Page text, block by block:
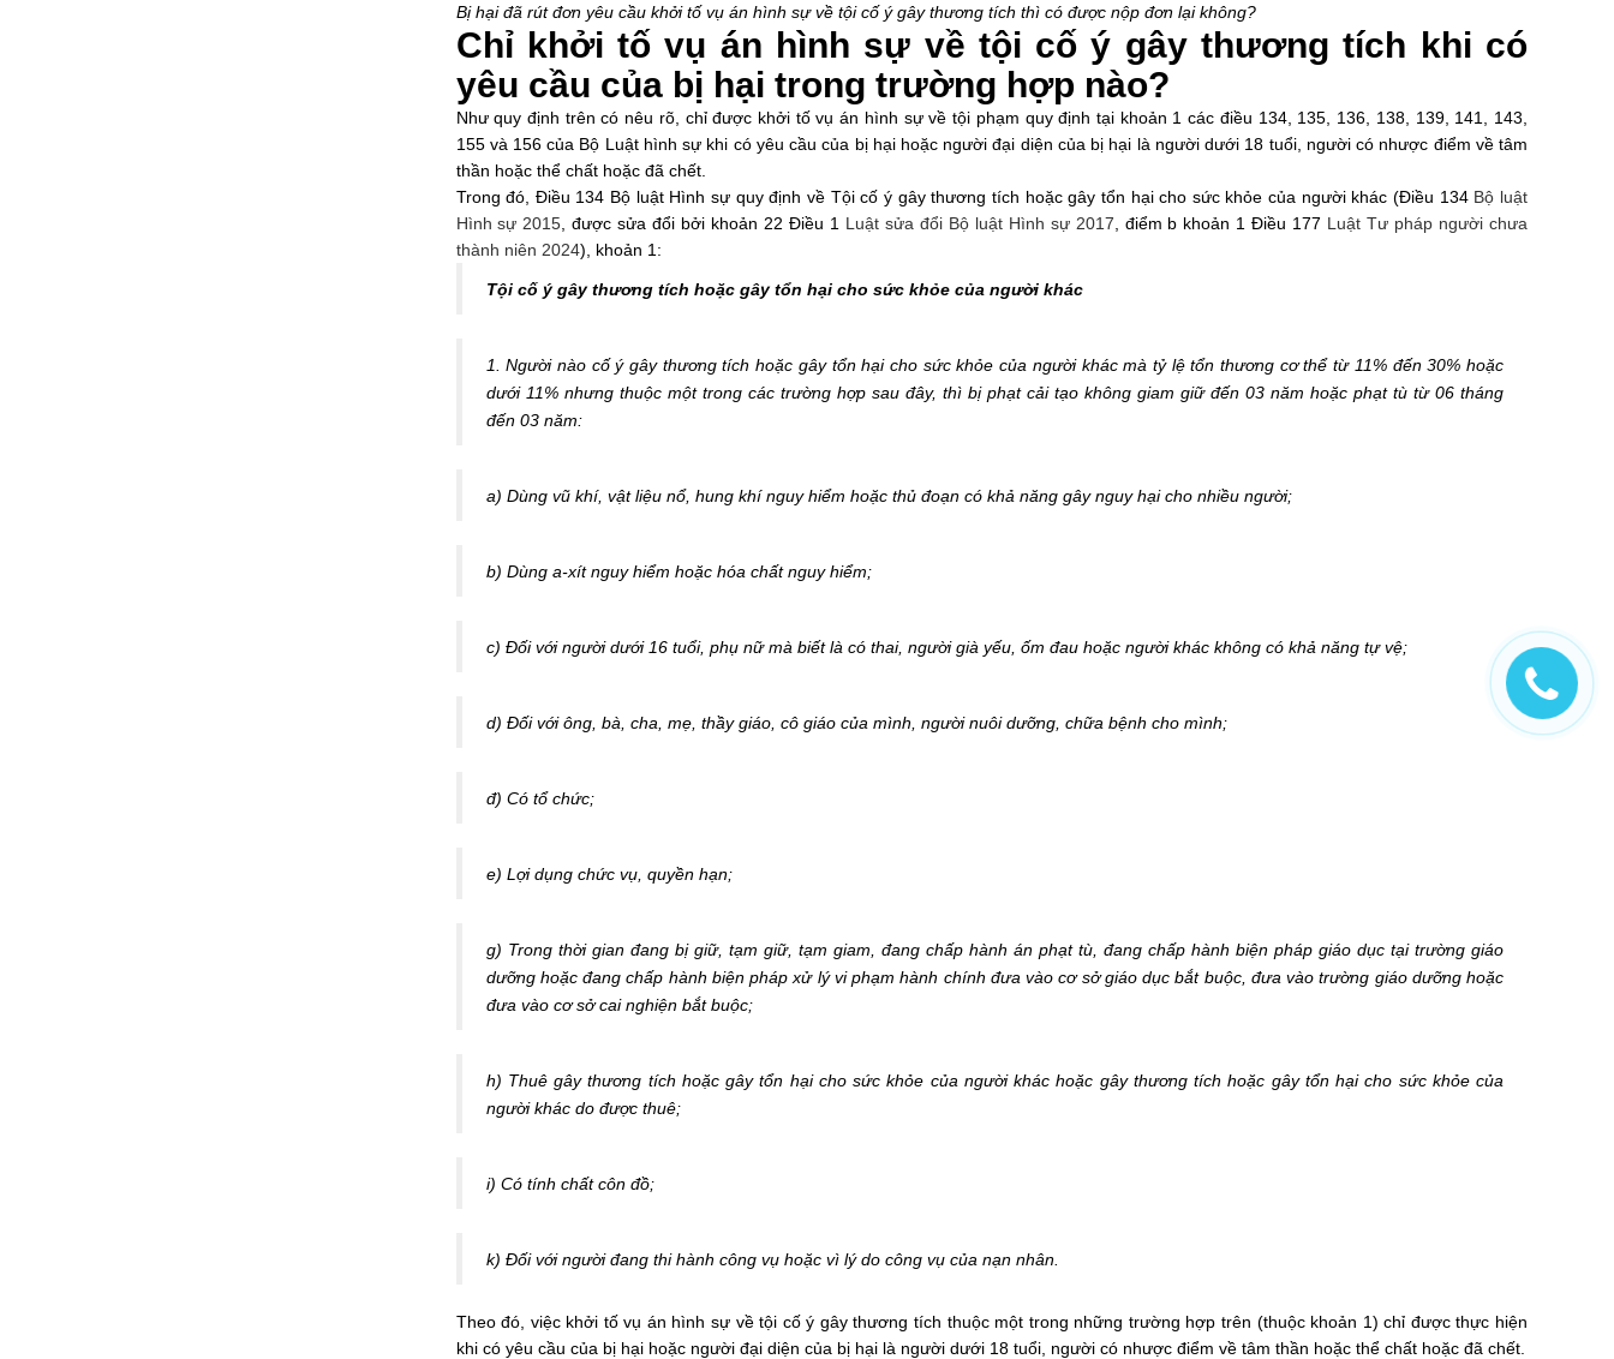
Bị hại đã rút đơn yêu cầu khởi tố vụ án hình sự về tội cố ý gây thương tích thì có được nộp đơn lại không?
Chỉ khởi tố vụ án hình sự về tội cố ý gây thương tích khi có
yêu cầu của bị hại trong trường hợp nào?
Như quy định trên có nêu rõ, chỉ được khởi tố vụ án hình sự về tội phạm quy định tại khoản 1 các điều 134, 135, 136, 138, 139, 141, 143,
155 và 156 của Bộ Luật hình sự khi có yêu cầu của bị hại hoặc người đại diện của bị hại là người dưới 18 tuổi, người có nhược điểm về tâm
thần hoặc thể chất hoặc đã chết.
Trong đó, Điều 134 Bộ luật Hình sự quy định về Tội cố ý gây thương tích hoặc gây tổn hại cho sức khỏe của người khác (Điều 134 Bộ luật
Hình sự 2015 , được sửa đổi bởi khoản 22 Điều 1 Luật sửa đổi Bộ luật Hình sự 2017 , điểm b khoản 1 Điều 177 Luật Tư pháp người chưa
thành niên 2024), khoản 1:
Tội cố ý gây thương tích hoặc gây tổn hại cho sức khỏe của người khác
1. Người nào cố ý gây thương tích hoặc gây tổn hại cho sức khỏe của người khác mà tỷ lệ tổn thương cơ thể từ 11% đến 30% hoặc
dưới 11% nhưng thuộc một trong các trường hợp sau đây, thì bị phạt cải tạo không giam giữ đến 03 năm hoặc phạt tù từ 06 tháng
đến 03 năm:
a) Dùng vũ khí, vật liệu nổ, hung khí nguy hiểm hoặc thủ đoạn có khả năng gây nguy hại cho nhiều người;
b) Dùng a-xít nguy hiểm hoặc hóa chất nguy hiểm;
c) Đối với người dưới 16 tuổi, phụ nữ mà biết là có thai, người già yếu, ốm đau hoặc người khác không có khả năng tự vệ;
d) Đối với ông, bà, cha, mẹ, thầy giáo, cô giáo của mình, người nuôi dưỡng, chữa bệnh cho mình;
đ) Có tổ chức;
e) Lợi dụng chức vụ, quyền hạn;
g) Trong thời gian đang bị giữ, tạm giữ, tạm giam, đang chấp hành án phạt tù, đang chấp hành biện pháp giáo dục tại trường giáo
dưỡng hoặc đang chấp hành biện pháp xử lý vi phạm hành chính đưa vào cơ sở giáo dục bắt buộc, đưa vào trường giáo dưỡng hoặc
đưa vào cơ sở cai nghiện bắt buộc;
h) Thuê gây thương tích hoặc gây tổn hại cho sức khỏe của người khác hoặc gây thương tích hoặc gây tổn hại cho sức khỏe của
người khác do được thuê;
i) Có tính chất côn đồ;
k) Đối với người đang thi hành công vụ hoặc vì lý do công vụ của nạn nhân.
Theo đó, việc khởi tố vụ án hình sự về tội cố ý gây thương tích thuộc một trong những trường hợp trên (thuộc khoản 1) chỉ được thực hiện
khi có yêu cầu của bị hại hoặc người đại diện của bị hại là người dưới 18 tuổi, người có nhược điểm về tâm thần hoặc thể chất hoặc đã chết.